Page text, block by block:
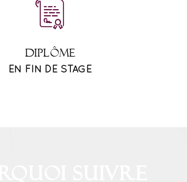
DIPLÔME
EN FIN DE STAGE